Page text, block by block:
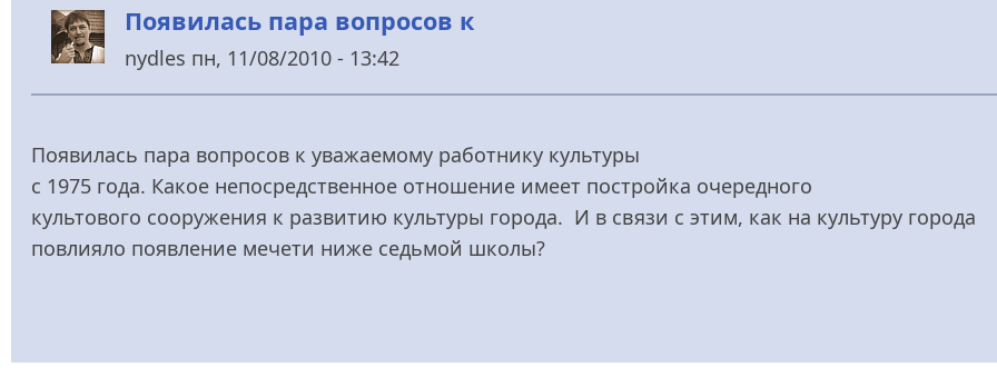
Появилась пара вопросов к
nydles пн, 11/08/2010 - 13:42
Появилась пара вопросов к уважаемому работнику культуры
с 1975 года. Какое непосредственное отношение имеет постройка очередного
культового сооружения к развитию культуры города. И в связи с этим, как на культуру города
повлияло появление мечети ниже седьмой школы?